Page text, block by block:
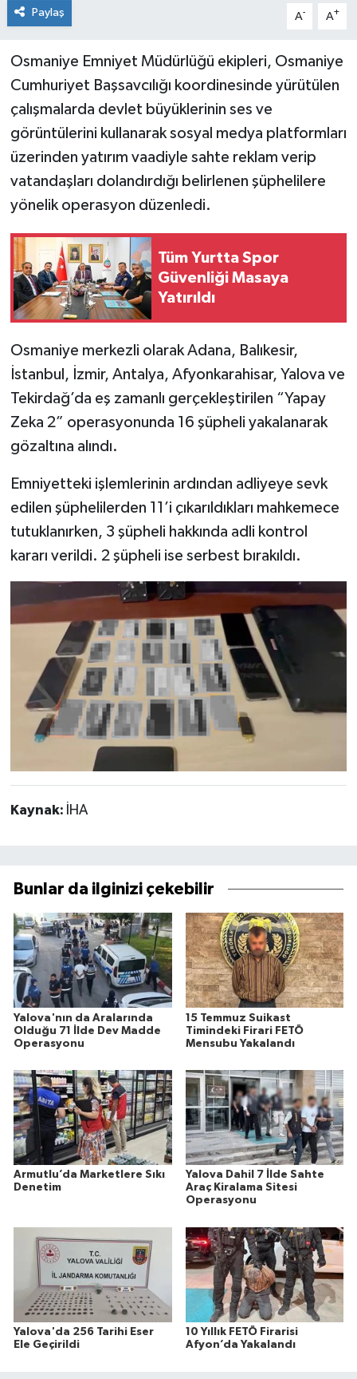
Paylaş A- A+
Osmaniye Emniyet Müdürlüğü ekipleri, Osmaniye
Cumhuriyet Başsavcılığı koordinesinde yürütülen
çalışmalarda devlet büyüklerinin ses ve
görüntülerini kullanarak sosyal medya platformları
üzerinden yatırım vaadiyle sahte reklam verip
vatandaşları dolandırdığı belirlenen şüphelilere
yönelik operasyon düzenledi.
Tüm Yurtta Spor
Güvenliği Masaya
Yatırıldı
Osmaniye merkezli olarak Adana, Balıkesir,
İstanbul, İzmir, Antalya, Afyonkarahisar, Yalova ve
Tekirdağ’da eş zamanlı gerçekleştirilen “Yapay
Zeka 2” operasyonunda 16 şüpheli yakalanarak
gözaltına alındı.
Emniyetteki işlemlerinin ardından adliyeye sevk
edilen şüphelilerden 11’i çıkarıldıkları mahkemece
tutuklanırken, 3 şüpheli hakkında adli kontrol
kararı verildi. 2 şüpheli ise serbest bırakıldı.
Kaynak: İHA
Bunlar da ilginizi çekebilir
Yalova'nın da Aralarında
Olduğu 71 İlde Dev Madde
Operasyonu
15 Temmuz Suikast
Timindeki Firari FETÖ
Mensubu Yakalandı
Armutlu’da Marketlere Sıkı
Denetim
Yalova Dahil 7 İlde Sahte
Araç Kiralama Sitesi
Operasyonu
Yalova'da 256 Tarihi Eser
Ele Geçirildi
10 Yıllık FETÖ Firarisi
Afyon’da Yakalandı